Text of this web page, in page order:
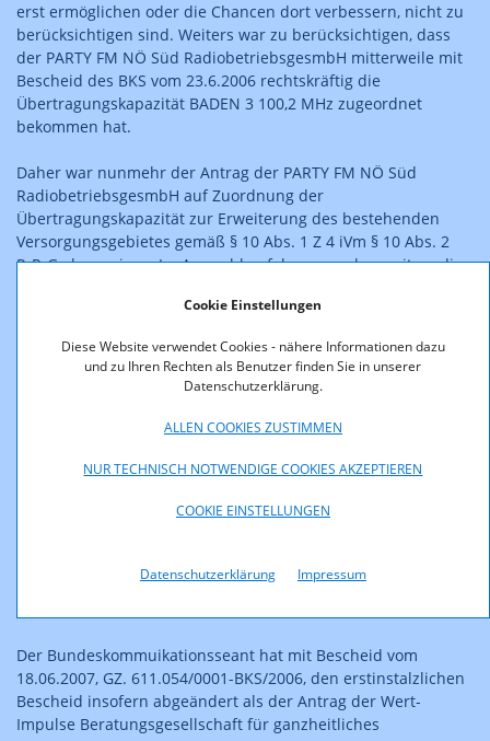
Cookie Einstellungen
Diese Website verwendet Cookies - nähere Informationen dazu
und zu Ihren Rechten als Benutzer finden Sie in unserer
Datenschutzerklärung.
ALLEN COOKIES ZUSTIMMEN
NUR TECHNISCH NOTWENDIGE COOKIES AKZEPTIEREN
COOKIE EINSTELLUNGEN
Datenschutzerklärung Impressum
erst ermöglichen oder die Chancen dort verbessern, nicht zu
berücksichtigen sind. Weiters war zu berücksichtigen, dass
der PARTY FM NÖ Süd RadiobetriebsgesmbH mitterweile mit
Bescheid des BKS vom 23.6.2006 rechtskräftig die
Übertragungskapazität BADEN 3 100,2 MHz zugeordnet
bekommen hat.
Daher war nunmehr der Antrag der PARTY FM NÖ Süd
RadiobetriebsgesmbH auf Zuordnung der
Übertragungskapazität zur Erweiterung des bestehenden
Versorgungsgebietes gemäß § 10 Abs. 1 Z 4 iVm § 10 Abs. 2
PrR-G abzuweisen. Im Auswahlverfahren wurden weiters die
ganzheitliches Management GmbH, der Radio Starlet
holding GmbH & Co. Privatradio KG (ehemals Meekorah.tv
film-und fernsehgmbH & Co Privatradio) und der
auf Erteilung einer Zulassung zur Veranstaltung eines
Eventualantrag der Radio Starlet Programm- und
Übertragungskapazität zur Erweiterung des
Alle anderen Anträge von früheren Verfahrensparteien
Der Bundeskommuikationsseant hat mit Bescheid vom
18.06.2007, GZ. 611.054/0001-BKS/2006, den erstinstalzlichen
Bescheid insofern abgeändert als der Antrag der Wert-
Impulse Beratungsgesellschaft für ganzheitliches